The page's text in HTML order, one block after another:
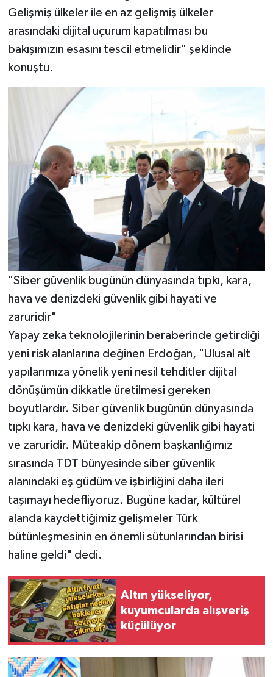
Gelişmiş ülkeler ile en az gelişmiş ülkeler
arasındaki dijital uçurum kapatılması bu
bakışımızın esasını tescil etmelidir" şeklinde
konuştu.
"Siber güvenlik bugünün dünyasında tıpkı, kara,
hava ve denizdeki güvenlik gibi hayati ve
zaruridir"
Yapay zeka teknolojilerinin beraberinde getirdiği
yeni risk alanlarına değinen Erdoğan, "Ulusal alt
yapılarımıza yönelik yeni nesil tehditler dijital
dönüşümün dikkatle üretilmesi gereken
boyutlardır. Siber güvenlik bugünün dünyasında
tıpkı kara, hava ve denizdeki güvenlik gibi hayati
ve zaruridir. Müteakip dönem başkanlığımız
sırasında TDT bünyesinde siber güvenlik
alanındaki eş güdüm ve işbirliğini daha ileri
taşımayı hedefliyoruz. Bugüne kadar, kültürel
alanda kaydettiğimiz gelişmeler Türk
bütünleşmesinin en önemli sütunlarından birisi
haline geldi" dedi.
Altın yükseliyor,
kuyumcularda alışveriş
küçülüyor